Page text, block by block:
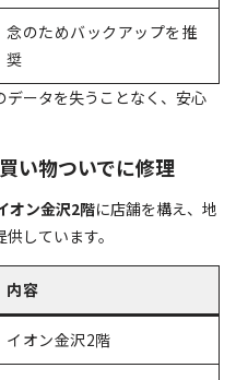
念のためバックアップを推
奨
ータを失うことなく、安心
い物ついでに修理
オン金沢2階に店舗を構え、地
しています。
内容
イオン金沢2階